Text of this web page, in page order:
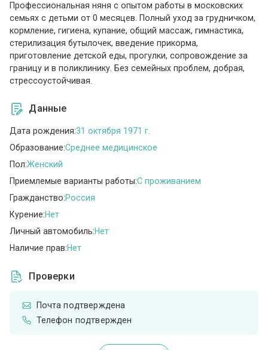
Профессиональная няня с опытом работы в московских
семьях с детьми от 0 месяцев. Полный уход за грудничком,
кормление, гигиена, купание, общий массаж, гимнастика,
стерилизация бутылочек, введение прикорма,
приготовление детской еды, прогулки, сопровождение за
границу и в поликлинику. Без семейных проблем, добрая,
стрессоустойчивая.
Данные
Дата рождения:31 октября 1971 г.
Образование:Среднее медицинское
Пол:Женский
Приемлемые варианты работы:C проживанием
Гражданство:Россия
Курение:Нет
Личный автомобиль:Нет
Наличие прав:Нет
Проверки
Почта подтверждена
Телефон подтвержден